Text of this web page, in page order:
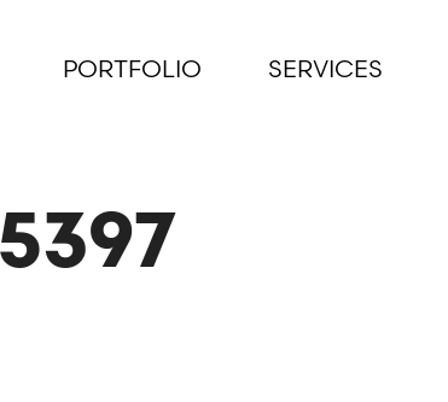
PORTFOLIO SERVICES